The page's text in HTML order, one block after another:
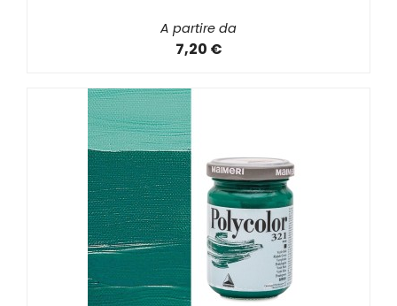
A partire da
7,20 €